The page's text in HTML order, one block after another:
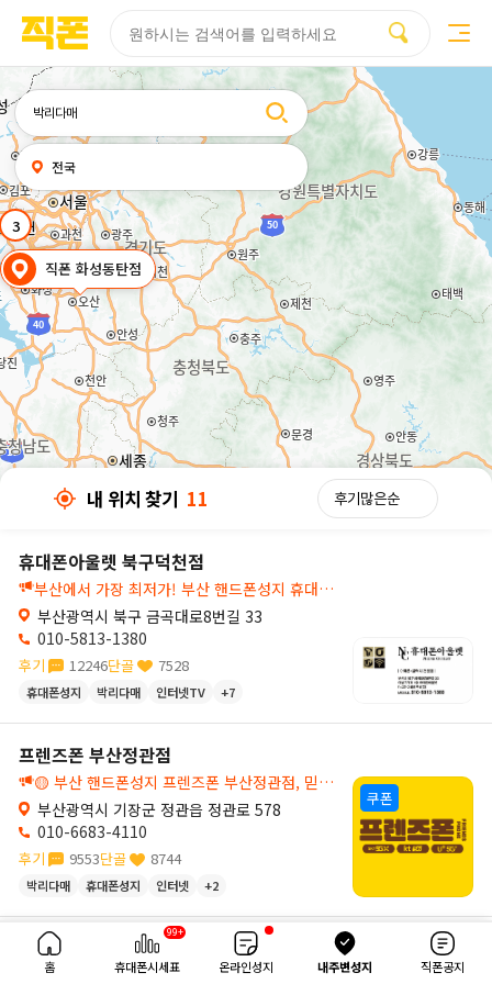
휴대폰성지시세표 성지커뮤니티
직폰 화성동탄점
3
검색어
내
위치
찾기
전국
내 위치 찾기 11
휴대폰아울렛 북구덕천점
부산에서 가장 최저가! 부산 핸드폰성지 휴대폰아울렛 부산덕천점🔍
부산광역시 북구 금곡대로8번길 33
010-5813-1380
후기 12246단골 7528
휴대폰성지 박리다매 인터넷TV +7
프렌즈폰 부산정관점
🟡 부산 핸드폰성지 프렌즈폰 부산정관점, 믿고 찾는 부산 휴대폰매장
부산광역시 기장군 정관읍 정관로 578
010-6683-4110
후기 9553단골 8744
박리다매 휴대폰성지 인터넷 +2
쿠폰
직폰 부산정관점
부산 휴대폰 싸게 사는 법 찾는다면, 조건 없는 박리다매 부산성지 정관직폰에서!💛
내 위치 찾기 11
페이지
코소프트
페이지
코소프트
페이지
코소프트
페이지
코소프트
색엔진
코소프트
색엔진
코소프트
색엔진
코소프트
색엔진
코소프트
홈
99+
휴대폰시세표 온라인성지 내주변성지 직폰공지